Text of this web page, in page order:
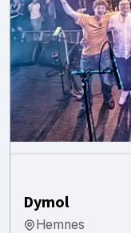
Dymol
Hemnes